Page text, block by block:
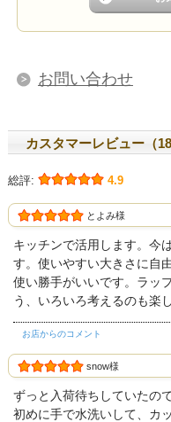
お問い合わせ
カスタマーレビュー（18
総評: 4.9
とよみ様
キッチンで活用します。今
す。使いやすい大きさに自
使い勝手がいいです。ラッ
う、いろいろ考えるのも楽
お店からのコメント
snow様
ずっと入荷待ちしていたの
初めに手で水洗いして、カ